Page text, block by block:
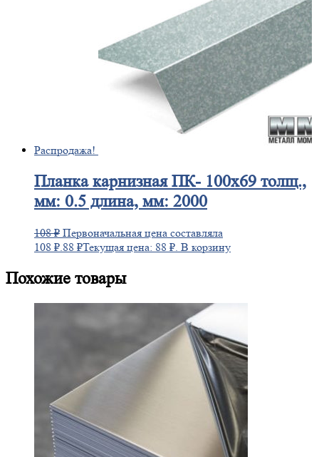
Распродажа!
Планкакарнизная ПК- 100х69 толщ.,
мм: 0.5 длина, мм: 2000
108₽ Первоначальная цена составляла
108 ₽. 88 ₽Текущая цена: 88 ₽. В корзину
Похожие товары